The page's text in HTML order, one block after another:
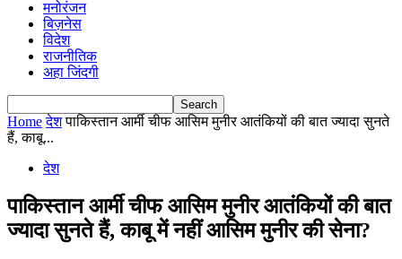
मनोरंजन
बिज़नेस
विदेश
राजनीतिक
अहा जिंदगी
Home देश पाकिस्तान आर्मी चीफ आसिम मुनीर आतंकियों की बात ज्यादा सुनते
हैं, काबू...
देश
पाकिस्तान आर्मी चीफ आसिम मुनीर आतंकियों की बात
ज्यादा सुनते हैं, काबू में नहीं आसिम मुनीर की सेना?